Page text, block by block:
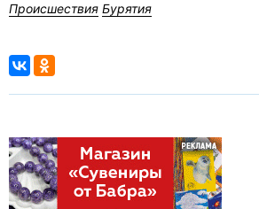
Происшествия Бурятия